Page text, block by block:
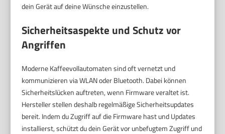
dein Gerät auf deine Wünsche einzustellen.
Sicherheitsaspekte und Schutz vor
Angriffen
Moderne Kaffeevollautomaten sind oft vernetzt und
kommunizieren via WLAN oder Bluetooth. Dabei können
Sicherheitslücken auftreten, wenn Firmware veraltet ist.
Hersteller stellen deshalb regelmäßige Sicherheitsupdates
bereit. Indem du Zugriff auf die Firmware hast und Updates
installierst, schützt du dein Gerät vor unbefugtem Zugriff und